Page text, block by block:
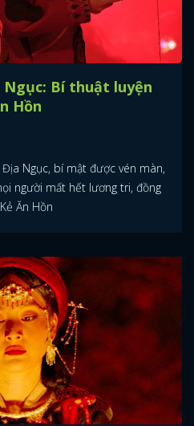
Bí thuật luyện
Hồn
Ngục, bí mật được vén màn,
người mất hết lương tri, đồng
Ăn Hồn